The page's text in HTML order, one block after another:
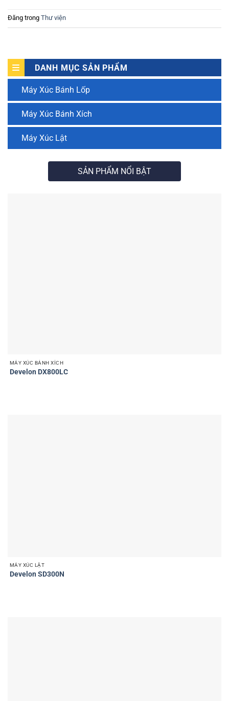
Đăng trong Thư viện
DANH MỤC SẢN PHẨM
Máy Xúc Bánh Lốp
Máy Xúc Bánh Xích
Máy Xúc Lật
SẢN PHẨM NỔI BẬT
MÁY XÚC BÁNH XÍCH
Develon DX800LC
MÁY XÚC LẬT
Develon SD300N